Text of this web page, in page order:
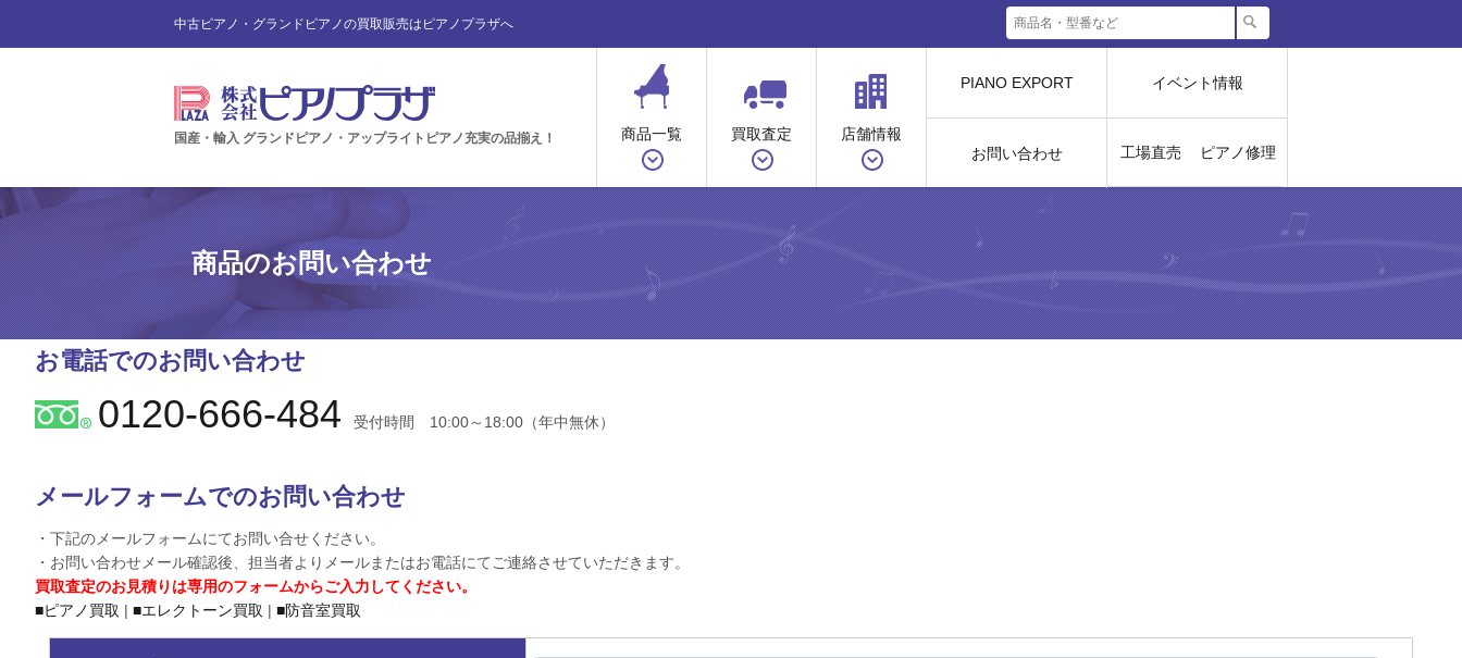
中古ピアノ・グランドピアノの買取販売はピアノプラザへ
国産・輸入 グランドピアノ・アップライトピアノ充実の品揃え！ 商品一覧 買取査定 店舗情報
PIANO EXPORT
お問い合わせ
イベント情報
工場直売 ピアノ修理
商品のお問い合わせ
お電話でのお問い合わせ
0120-666-484 受付時間 10:00～18:00（年中無休）
メールフォームでのお問い合わせ
・下記のメールフォームにてお問い合せください。
・お問い合わせメール確認後、担当者よりメールまたはお電話にてご連絡させていただきます。
買取査定のお見積りは専用のフォームからご入力してください。
■ピアノ買取 | ■エレクトーン買取 | ■防音室買取